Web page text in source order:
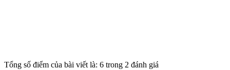
Tổng số điểm của bài viết là: 6 trong 2 đánh giá